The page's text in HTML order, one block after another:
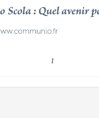
1